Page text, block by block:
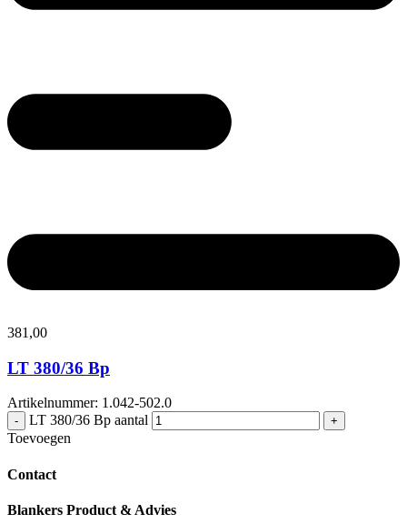
381,00
LT 380/36 Bp
Artikelnummer: 1.042-502.0
- LT 380/36 Bp aantal +
Toevoegen
Contact
Blankers Product & Advies